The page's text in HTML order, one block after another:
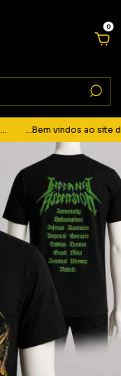
0
...Bem vindos ao site da